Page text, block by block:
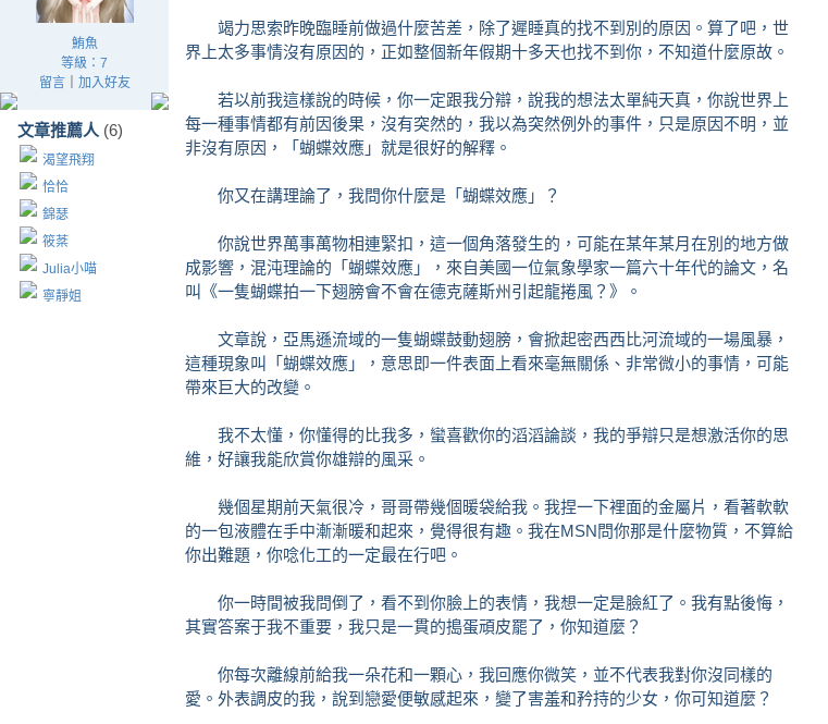
鮪魚
等級：7
留言｜ 加入好友
文章推薦人 (6)
渴望飛翔
恰恰
錦瑟
筱棻
Julia小喵
寧靜姐
竭力思索昨晚臨睡前做過什麼苦差，除了遲睡真的找不到別的原因。算了吧，世
界上太多事情沒有原因的，正如整個新年假期十多天也找不到你，不知道什麼原故。
若以前我這樣說的時候，你一定跟我分辯，說我的想法太單純天真，你說世界上
每一種事情都有前因後果，沒有突然的，我以為突然例外的事件，只是原因不明，並
非沒有原因，「蝴蝶效應」就是很好的解釋。
你又在講理論了，我問你什麼是「蝴蝶效應」？
你說世界萬事萬物相連緊扣，這一個角落發生的，可能在某年某月在別的地方做
成影響，混沌理論的「蝴蝶效應」，來自美國一位氣象學家一篇六十年代的論文，名
叫《一隻蝴蝶拍一下翅膀會不會在德克薩斯州引起龍捲風？》。
文章說，亞馬遜流域的一隻蝴蝶鼓動翅膀，會掀起密西西比河流域的一場風暴，
這種現象叫「蝴蝶效應」，意思即一件表面上看來毫無關係、非常微小的事情，可能
帶來巨大的改變。
我不太懂，你懂得的比我多，蠻喜歡你的滔滔論談，我的爭辯只是想激活你的思
維，好讓我能欣賞你雄辯的風采。
幾個星期前天氣很冷，哥哥帶幾個暖袋給我。我捏一下裡面的金屬片，看著軟軟
的一包液體在手中漸漸暖和起來，覺得很有趣。我在MSN問你那是什麼物質，不算給
你出難題，你唸化工的一定最在行吧。
你一時間被我問倒了，看不到你臉上的表情，我想一定是臉紅了。我有點後悔，
其實答案于我不重要，我只是一貫的搗蛋頑皮罷了，你知道麼？
你每次離線前給我一朵花和一顆心，我回應你微笑，並不代表我對你沒同樣的
愛。外表調皮的我，說到戀愛便敏感起來，變了害羞和矜持的少女，你可知道麼？